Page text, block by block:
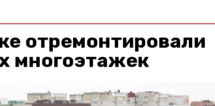
отремонтировали
многоэтажек